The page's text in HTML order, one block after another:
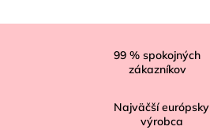
99 % spokojných
zákazníkov
Najväčší európsky
výrobca